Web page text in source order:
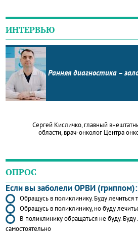
ИНТЕРВЬЮ
Ранняя диагностика –
Сергей Кисличко, главный
области, врач-онколог Центра
ОПРОС
Если вы заболели ОРВИ (гриппом):
Обращусь в поликлинику. Буду лечиться
Обращусь в поликлинику, но буду
В поликлинику обращаться не буду. Буду
самостоятельно